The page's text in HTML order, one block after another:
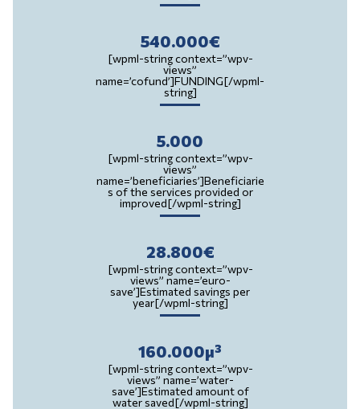
540.000€
[wpml-string context=”wpv-
views”
name=’cofund’]FUNDING[/wpml-
string]
5.000
[wpml-string context=”wpv-
views”
name=’beneficiaries’]Beneficiarie
s of the services provided or
improved[/wpml-string]
28.800€
[wpml-string context=”wpv-
views” name=’euro-
save’]Estimated savings per
year[/wpml-string]
160.000μ³
[wpml-string context=”wpv-
views” name=’water-
save’]Estimated amount of
water saved[/wpml-string]